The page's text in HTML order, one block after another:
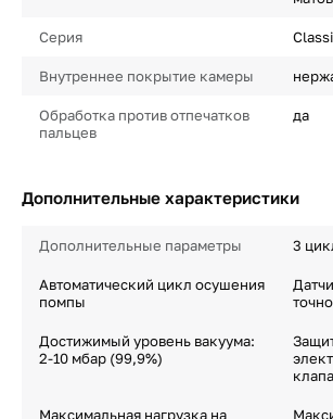
Серия
Внутреннее покрытие камеры
Обработка против отпечатков
пальцев
да
Дополнительные характеристики
Дополнительные параметры 3
Автоматический цикл осушения
помпы
Достижимый уровень вакуума:
2-10 мбар (99,9%)
Максимальная нагрузка на